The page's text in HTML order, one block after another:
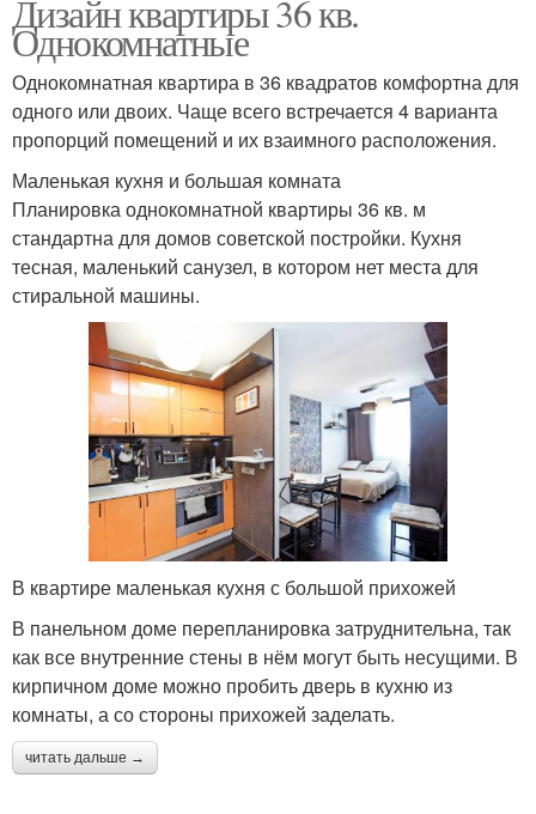
Дизайн квартиры 36 кв.
Однокомнатные
Однокомнатная квартира в 36 квадратов комфортна для
одного или двоих. Чаще всего встречается 4 варианта
пропорций помещений и их взаимного расположения.
Маленькая кухня и большая комната
Планировка однокомнатной квартиры 36 кв. м
стандартна для домов советской постройки. Кухня
тесная, маленький санузел, в котором нет места для
стиральной машины.
В квартире маленькая кухня с большой прихожей
В панельном доме перепланировка затруднительна, так
как все внутренние стены в нём могут быть несущими. В
кирпичном доме можно пробить дверь в кухню из
комнаты, а со стороны прихожей заделать.
читать дальше →